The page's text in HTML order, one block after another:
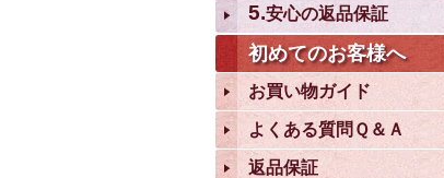
5.安心の返品保証
初めてのお客様へ
お買い物ガイド
よくある質問Ｑ＆Ａ
返品保証